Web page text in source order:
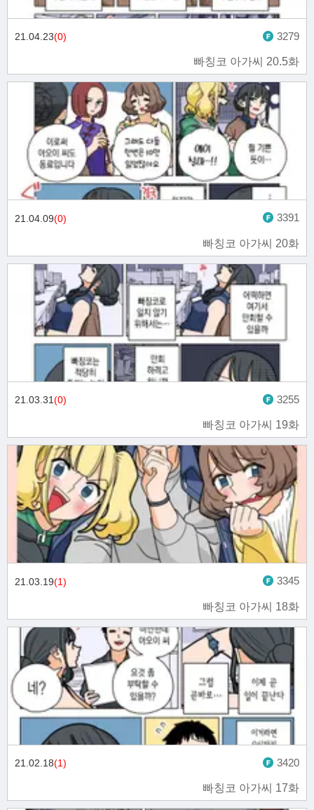
빠칭코 아가씨 20.5화
21.04.23(0) 3279
빠칭코 아가씨 20화
21.04.09(0) 3391
빠칭코 아가씨 19화
21.03.31(0) 3255
빠칭코 아가씨 18화
21.03.19(1) 3345
빠칭코 아가씨 17화
21.02.18(1) 3420